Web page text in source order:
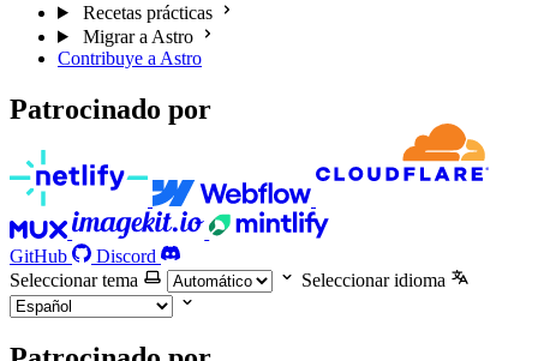
Recetas prácticas
Migrar a Astro
Contribuye a Astro
Patrocinado por
GitHub
Discord
Seleccionar tema
Seleccionar idioma